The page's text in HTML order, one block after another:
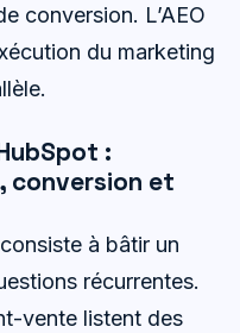
conversion. L’AEO
du marketing
:
conversion et
à bâtir un
récurrentes.
vente listent des